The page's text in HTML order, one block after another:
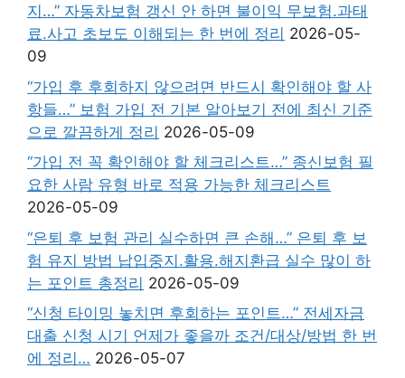
지…” 자동차보험 갱신 안 하면 불이익 무보험.과태
료.사고 초보도 이해되는 한 번에 정리 2026-05-
09
“가입 후 후회하지 않으려면 반드시 확인해야 할 사
항들…” 보험 가입 전 기본 알아보기 전에 최신 기준
으로 깔끔하게 정리 2026-05-09
“가입 전 꼭 확인해야 할 체크리스트…” 종신보험 필
요한 사람 유형 바로 적용 가능한 체크리스트
2026-05-09
“은퇴 후 보험 관리 실수하면 큰 손해…” 은퇴 후 보
험 유지 방법 납입중지.활용.해지환급 실수 많이 하
는 포인트 총정리 2026-05-09
“신청 타이밍 놓치면 후회하는 포인트…” 전세자금
대출 신청 시기 언제가 좋을까 조건/대상/방법 한 번
에 정리… 2026-05-07